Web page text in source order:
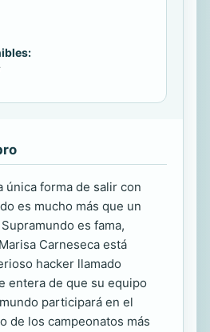
única forma de salir con
es mucho más que un
es fama,
Carneseca está
hacker llamado
entera de que su equipo
participará en el
de los campeonatos más